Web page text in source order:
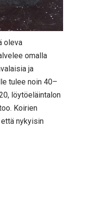
oleva
omalla
ja
tulee noin 40–
löytöeläintalon
Koirien
nykyisin